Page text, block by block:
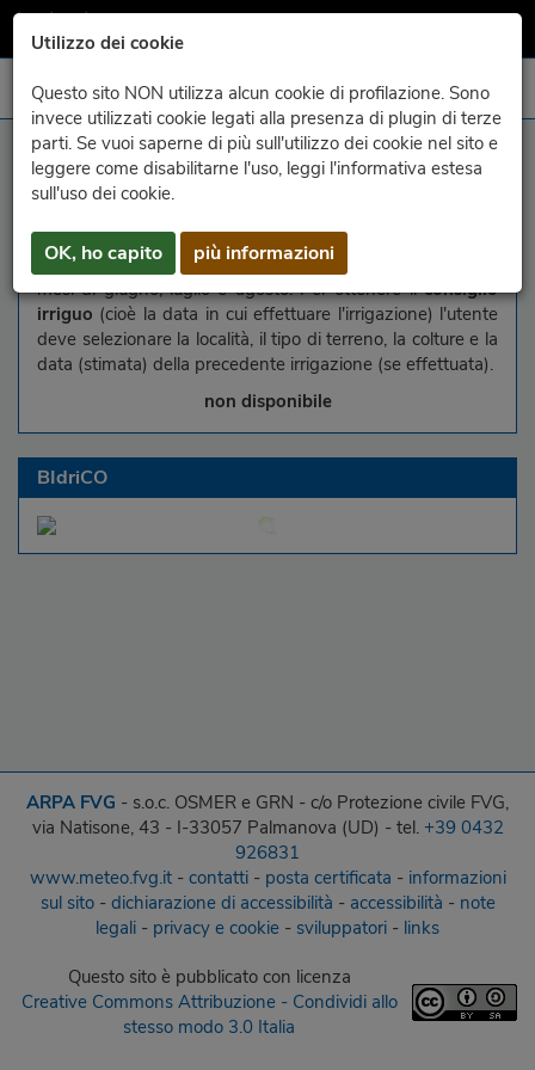
Utilizzo dei cookie
Questo sito NON utilizza alcun cookie di profilazione. Sono
invece utilizzati cookie legati alla presenza di plugin di terze
parti. Se vuoi saperne di più sull'utilizzo dei cookie nel sito e
leggere come disabilitarne l'uso, leggi l'informativa estesa
sull'uso dei cookie.
OK, ho capito più informazioni
selezione
Bidrico stima l'umidità del suolo e prevede il
ideale per effettuare l'irrigazione. Il servizio è attivo nei
mesi di giugno, luglio e agosto. Per ottenere ilconsiglio
irriguo (cioè la data in cui effettuare l'irrigazione) l'utente
deve selezionare la località, il tipo di terreno, la colture e la
data (stimata) della precedente irrigazione (se effettuata).
non disponibile
BIdriCO
ARPA FVG - s.o.c. OSMER e GRN - c/o Protezione civile FVG,
via Natisone, 43 - I-33057 Palmanova (UD) - tel. +39 0432
926831
www.meteo.fvg.it- contatti- posta certificata - informazioni
sul sito- dichiarazione di accessibilità - accessibilità - note
legali - privacy e cookie - sviluppatori - links
Questo sitoè pubblicato con licenza
Creative Commons Attribuzione - Condividi allo
stesso modo 3.0 Italia